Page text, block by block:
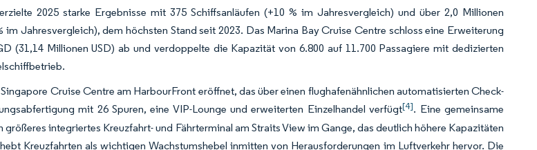
2025 starke Ergebnisse mit 375 Schiffsanläufen (+10 % im Jahresvergleich) und über 2,0 Millionen
im Jahresvergleich), dem höchsten Stand seit 2023. Das Marina Bay Cruise Centre schloss eine Erweiterung
(31,14 Millionen USD) ab und verdoppelte die Kapazität von 6.800 auf 11.700 Passagiere mit dedizierten
Cruise Centre am HarbourFront eröffnet, das über einen flughafenähnlichen automatisierten Check-
mit 26 Spuren, eine VIP-Lounge und erweiterten Einzelhandel verfügt[4]. Eine gemeinsame
integriertes Kreuzfahrt- und Fährterminal am Straits View im Gange, das deutlich höhere Kapazitäten
Kreuzfahrten als wichtigen Wachstumshebel inmitten von Herausforderungen im Luftverkehr hervor. Die